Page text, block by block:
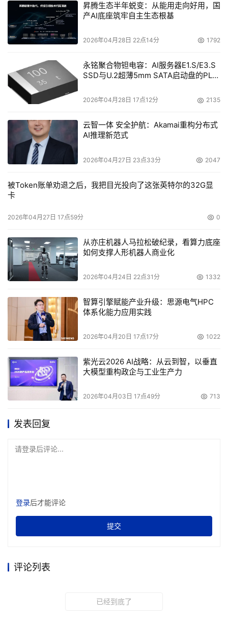
昇腾生态半年蜕变：从能用走向好用，国
产AI底座筑牢自主生态根基
2026年04月28日 22点14分 1792
永铭聚合物钽电容：AI服务器E1.S/E3.S
SSD与U.2超薄5mm SATA启动盘的PLP
2026年04月28日 17点12分 2135
云智一体 安全护航：Akamai重构分布式
AI推理新范式
2026年04月27日 23点33分 2047
被Token账单劝退之后，我把目光投向了这张英特尔的32G显
卡
2026年04月27日 17点59分 0
从亦庄机器人马拉松破纪录，看算力底座
如何支撑人形机器人商业化
2026年04月24日 22点31分 1332
智算引擎赋能产业升级：思源电气HPC
体系化能力应用实践
2026年04月20日 17点17分 1022
紫光云2026 AI战略：从云到智，以垂直
大模型重构政企与工业生产力
2026年04月03日 17点49分 713
发表回复
请登录后评论...
登录后才能评论
提交
评论列表
已经到底了